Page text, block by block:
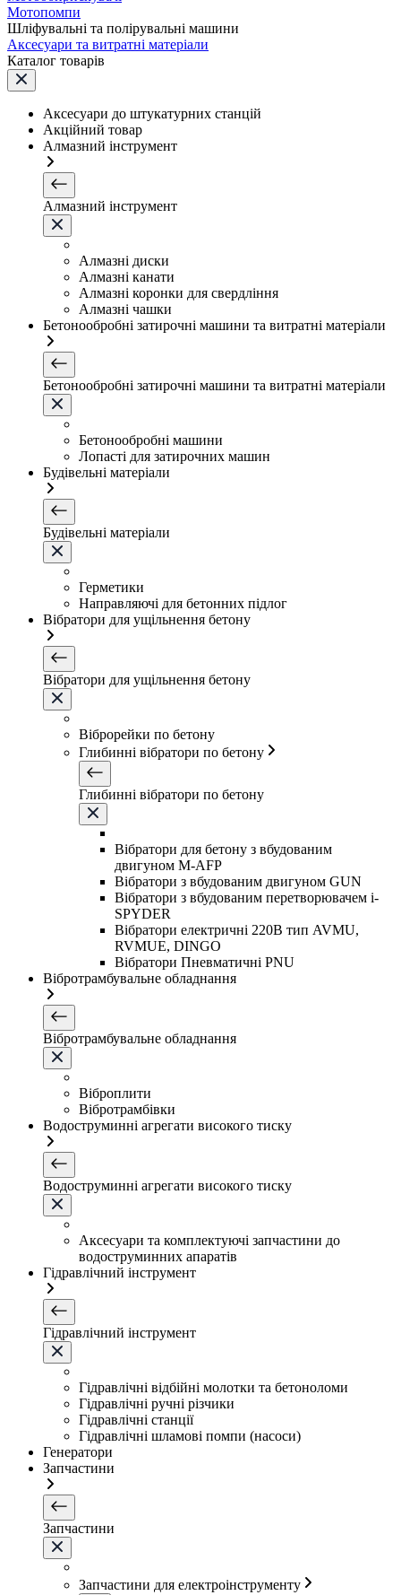
Мотопомпи
Шліфувальні та полірувальні машини
Аксесуари та витратні матеріали
Каталог товарів
Аксесуари до штукатурних станцій
Акційний товар
Алмазний інструмент
Алмазний інструмент
Алмазні диски
Алмазні канати
Алмазні коронки для свердління
Алмазні чашки
Бетонообробні затирочні машини та витратні матеріали
Бетонообробні затирочні машини та витратні матеріали
Бетонообробні машини
Лопасті для затирочних машин
Будівельні матеріали
Будівельні матеріали
Герметики
Направляючі для бетонних підлог
Вібратори для ущільнення бетону
Вібратори для ущільнення бетону
Віброрейки по бетону
Глибинні вібратори по бетону
Глибинні вібратори по бетону
Вібратори для бетону з вбудованим
двигуном M-AFP
Вібратори з вбудованим двигуном GUN
Вібратори з вбудованим перетворювачем i-
SPYDER
Вібратори електричні 220B тип AVMU,
RVMUE, DINGO
Вібратори Пневматичні PNU
Вібротрамбувальне обладнання
Вібротрамбувальне обладнання
Віброплити
Вібротрамбівки
Водоструминні агрегати високого тиску
Водоструминні агрегати високого тиску
Аксесуари та комплектуючі запчастини до
водоструминних апаратів
Гідравлічний інструмент
Гідравлічний інструмент
Гідравлічні відбійні молотки та бетоноломи
Гідравлічні ручні різчики
Гідравлічні станції
Гідравлічні шламові помпи (насоси)
Генератори
Запчастини
Запчастини
Запчастини для електроінструменту